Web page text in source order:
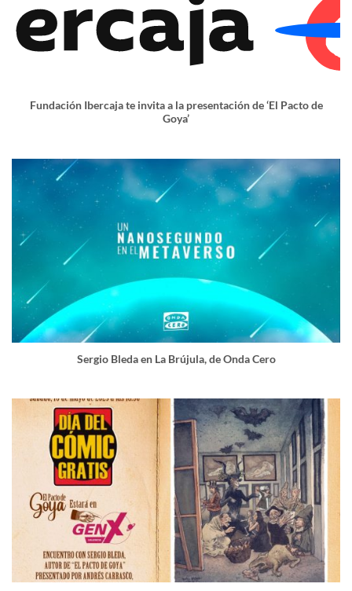
Fundación Ibercaja te invita a la presentación de ‘El Pacto de
Goya’
Sergio Bleda en La Brújula, de Onda Cero